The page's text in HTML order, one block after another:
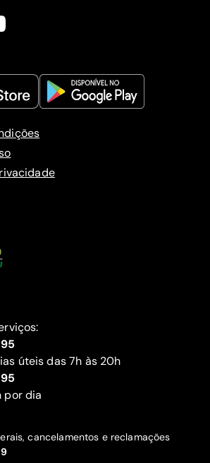
úteis das 7h às 20h
por dia
cancelamentos e reclamações